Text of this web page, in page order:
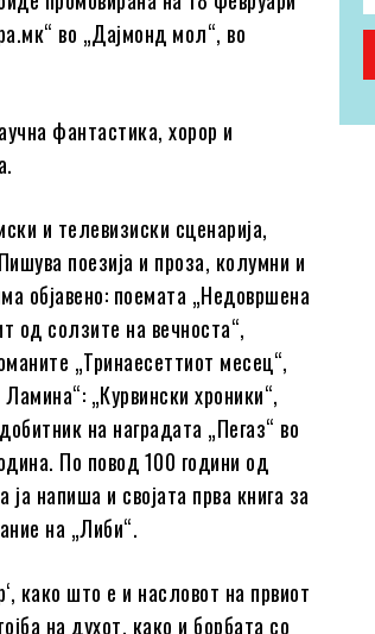
во „Дајмонд мол“, во
фантастика, хорор и
и телевизиски сценарија,
поезија и проза, колумни и
објавено: поемата „Недовршена
од солзите на вечноста“,
„Тринаесеттиот месец“,
„Курвински хроники“,
на наградата „Пегаз“ во
По повод 100 години од
напиша и својата прва книга за
на „Либи“.
како што е и насловот на првиот
на духот, како и борбата со